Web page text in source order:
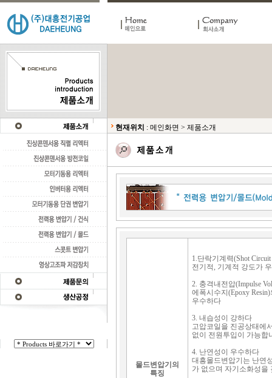
현재위치 : 메인화면 > 제품소개
몰드변압기의
특징
1.단락기계력(Shot
전기적, 기계적 강도가
2. 충격내전압(Impulse
에폭시수지(Epoxy
우수하다
3. 내습성이 강하다
고압코일을 진공상태에
없이 전원투입이 가능합
4. 난연성이 우수하다
대흥몰드변압기는 난연
가 없으며 자기소화성을